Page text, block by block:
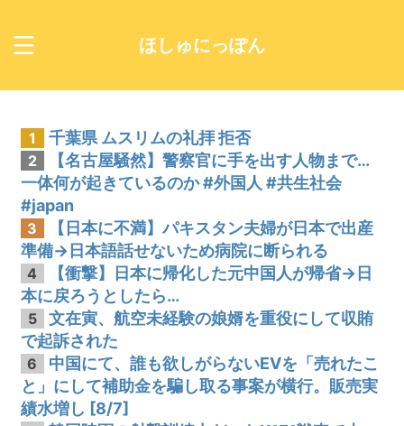
ほしゅにっぽん
1 千葉県 ムスリムの礼拝 拒否
2
【名古屋騒然】警察官に手を出す人物まで…
一体何が起きているのか #外国人 #共生社会
#japan
3
【日本に不満】パキスタン夫婦が日本で出産
準備→日本語話せないため病院に断られる
4
【衝撃】日本に帰化した元中国人が帰省→日
本に戻ろうとしたら…
5
文在寅、航空未経験の娘婿を重役にして収賄
で起訴された
6
中国にて、誰も欲しがらないEVを「売れたこ
と」にして補助金を騙し取る事案が横行。販売実
績水増し [8/7]